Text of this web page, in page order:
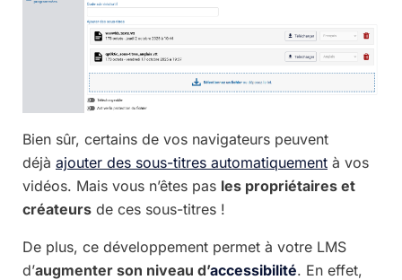
Bien sûr, certains de vos navigateurs peuvent
déjà ajouter des sous-titres automatiquement à vos
vidéos. Mais vous n’êtes pas les propriétaires et
créateurs de ces sous-titres !
De plus, ce développement permet à votre LMS
d’augmenter son niveau d’accessibilité. En effet,